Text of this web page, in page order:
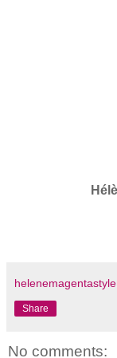
Share
No comments: